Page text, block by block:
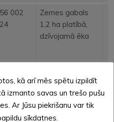
002
Zemes gabals
1,2 ha platībā,
dzīvojamā ēka
002
Zemes gabals
0,1493 ha
platībā,
kā arī mēs spētu izpildīt
izmanto savas un trešo pušu
Ar Jūsu piekrišanu var tik
sīkdatnes.